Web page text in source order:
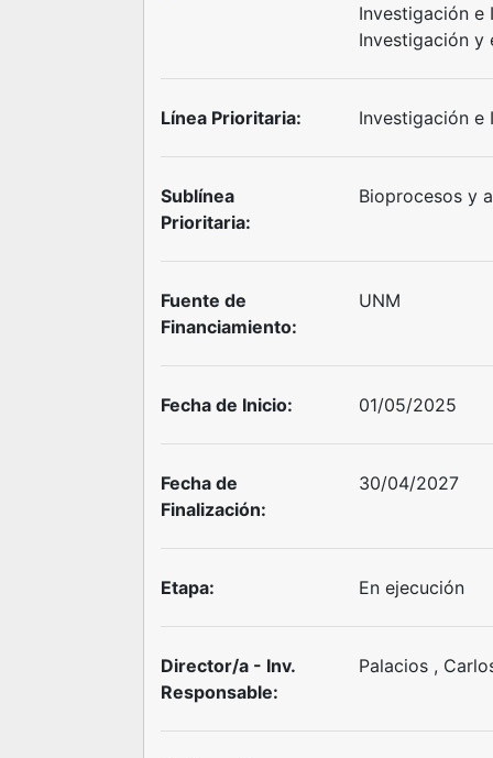
Investigación e
Investigación y
Línea Prioritaria: Investigación e
Sublínea
Prioritaria:
Bioprocesos y
Fuente de
Financiamiento:
UNM
Fecha de Inicio: 01/05/2025
Fecha de
Finalización:
30/04/2027
Etapa: En ejecución
Director/a - Inv.
Responsable:
Palacios ,